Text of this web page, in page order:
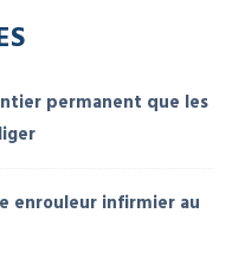
permanent que les
enrouleur infirmier au